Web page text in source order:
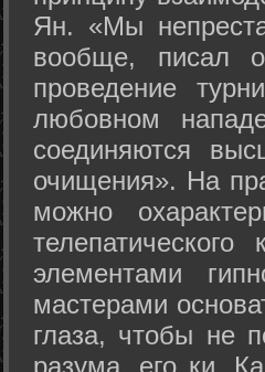
Ян. «Мы
вообще, писал
проведение
любовном
соединяются
очищения». На
можно
элементами
мастерами
глаза, чтобы не
разума, его ки.